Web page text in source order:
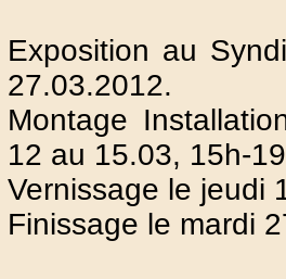
Exposition au
27.03.2012.
Montage
12 au 15.03, 15h-
Vernissage le jeudi
Finissage le mardi